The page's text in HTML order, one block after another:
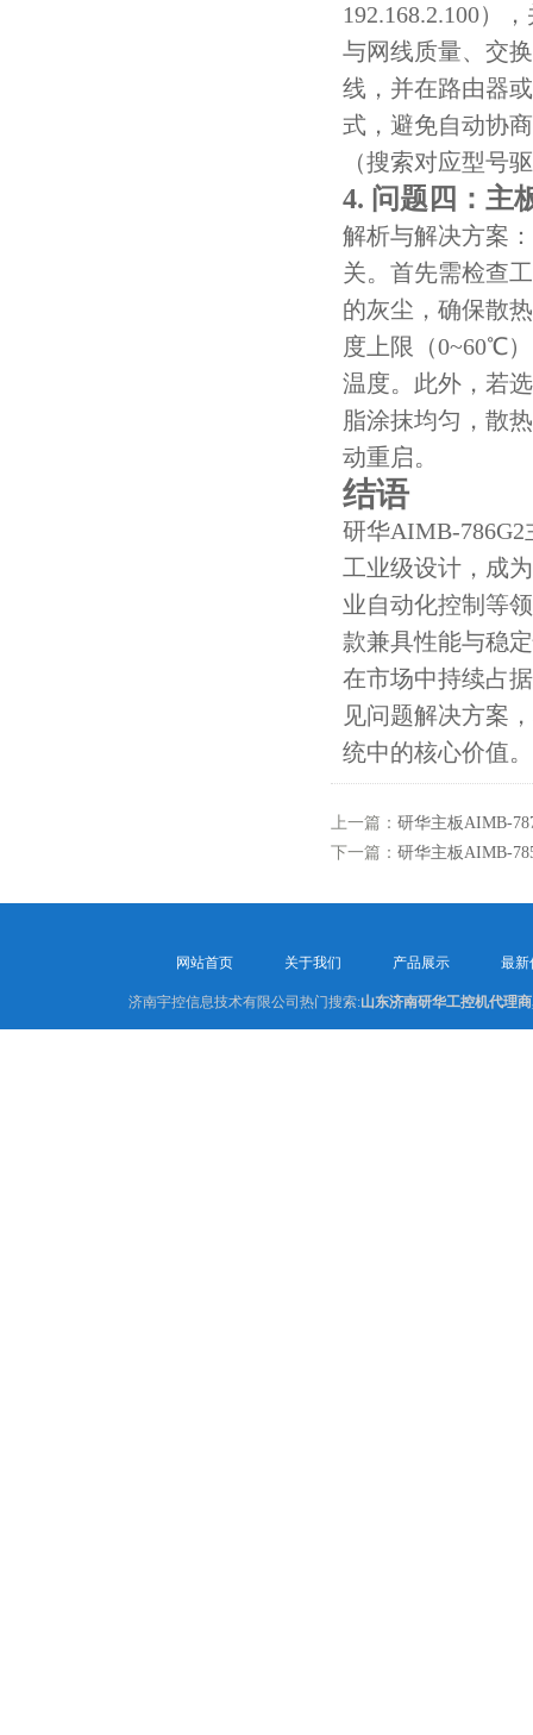
192.168.2.100）
与网线质量、交
线，并在路由器
式，避免自动协
（搜索对应型号
4. 问题四：主
解析与解决方案
关。首先需检查
的灰尘，确保散
度上限（0~60℃
温度。此外，若
脂涂抹均匀，散
动重启。
结语
研华AIMB-
工业级设计，成
业自动化控制等
款兼具性能与稳
在市场中持续占
见问题解决方案
统中的核心价值。
上一篇： 研华主板AIMB-
下一篇： 研华主板AIMB-
网站首页 关于我们 产品展示 最新
济南宇控信息技术有限公司热门搜索:山东济南研华工控机代理